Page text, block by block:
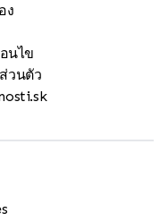
ง
นไข
วนตัว